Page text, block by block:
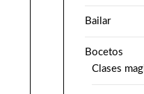
Bailar
Bocetos
Clases